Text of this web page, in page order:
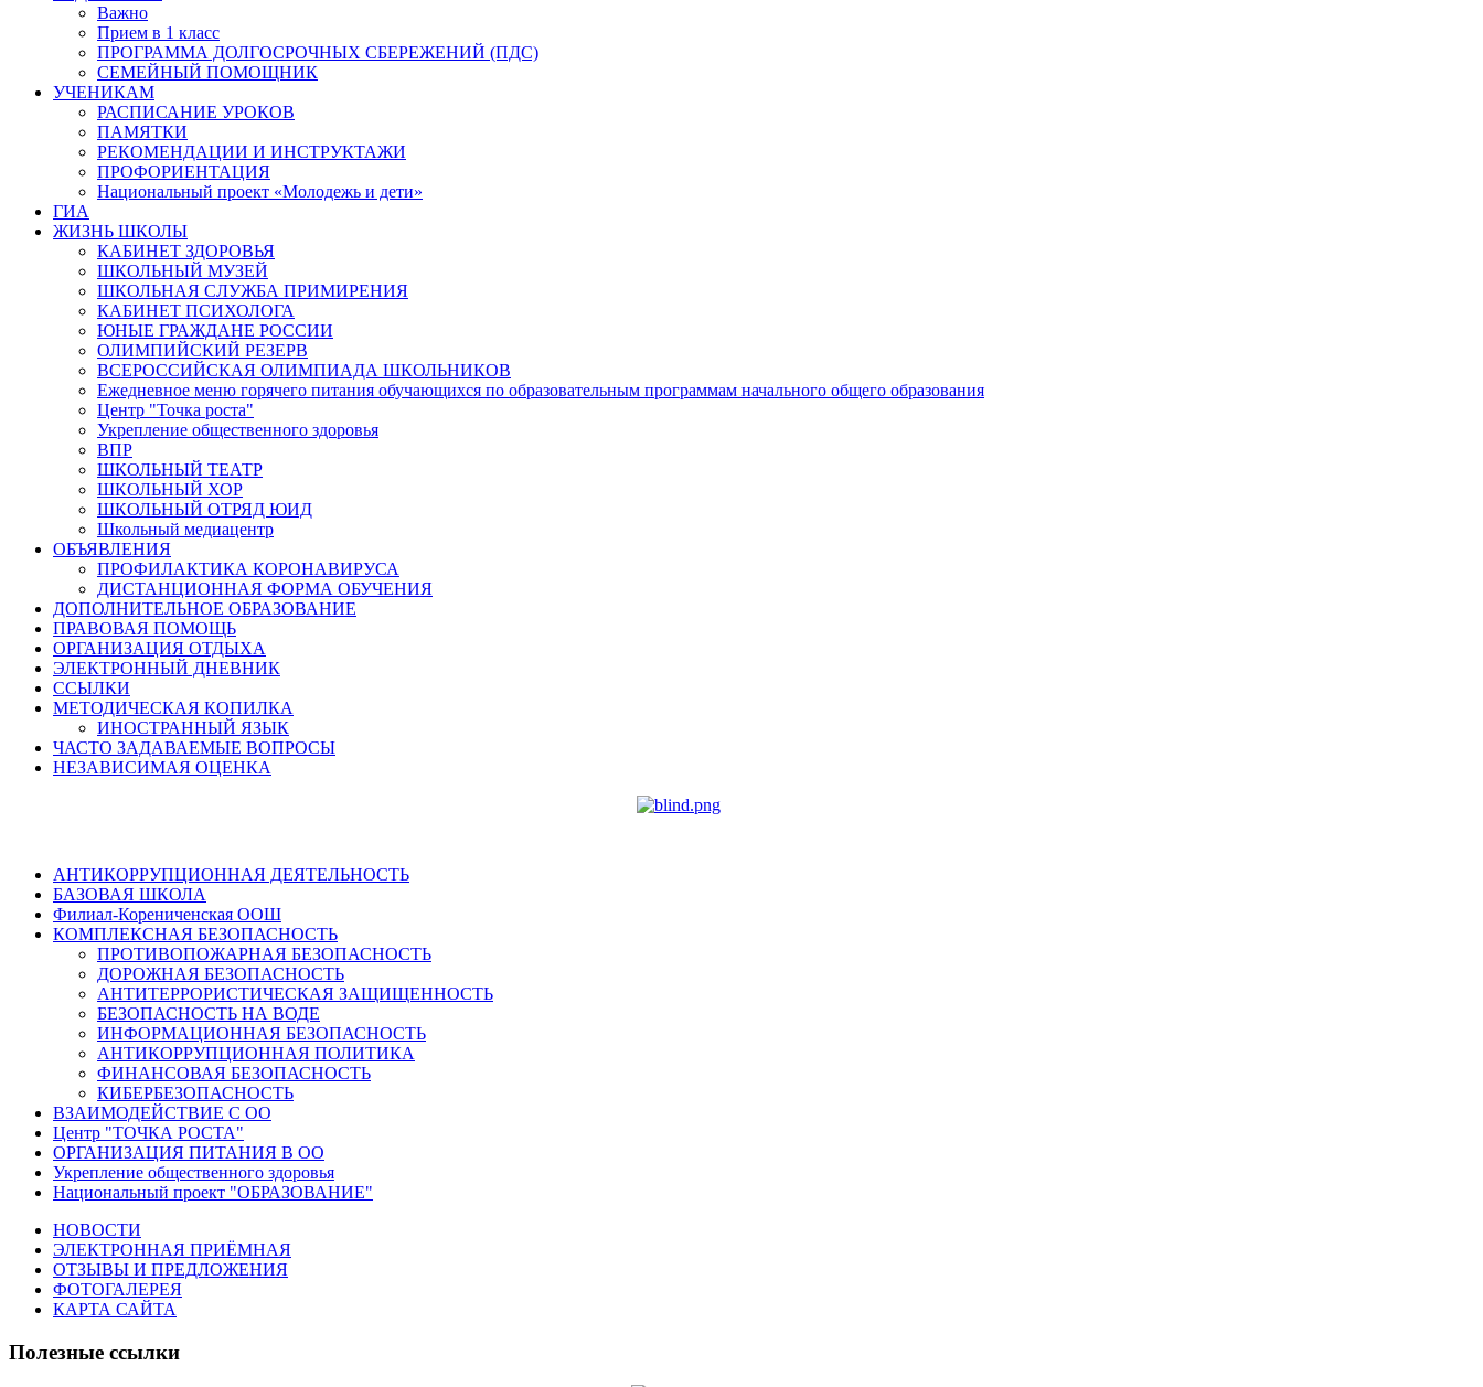
Важно
Прием в 1 класс
ПРОГРАММА ДОЛГОСРОЧНЫХ СБЕРЕЖЕНИЙ (ПДС)
СЕМЕЙНЫЙ ПОМОЩНИК
УЧЕНИКАМ
РАСПИСАНИЕ УРОКОВ
ПАМЯТКИ
РЕКОМЕНДАЦИИ И ИНСТРУКТАЖИ
ПРОФОРИЕНТАЦИЯ
Национальный проект «Молодежь и дети»
ГИА
ЖИЗНЬ ШКОЛЫ
КАБИНЕТ ЗДОРОВЬЯ
ШКОЛЬНЫЙ МУЗЕЙ
ШКОЛЬНАЯ СЛУЖБА ПРИМИРЕНИЯ
КАБИНЕТ ПСИХОЛОГА
ЮНЫЕ ГРАЖДАНЕ РОССИИ
ОЛИМПИЙСКИЙ РЕЗЕРВ
ВСЕРОССИЙСКАЯ ОЛИМПИАДА ШКОЛЬНИКОВ
Ежедневное меню горячего питания обучающихся по образовательным программам начального общего образования
Центр "Точка роста"
Укрепление общественного здоровья
ВПР
ШКОЛЬНЫЙ ТЕАТР
ШКОЛЬНЫЙ ХОР
ШКОЛЬНЫЙ ОТРЯД ЮИД
Школьный медиацентр
ОБЪЯВЛЕНИЯ
ПРОФИЛАКТИКА КОРОНАВИРУСА
ДИСТАНЦИОННАЯ ФОРМА ОБУЧЕНИЯ
ДОПОЛНИТЕЛЬНОЕ ОБРАЗОВАНИЕ
ПРАВОВАЯ ПОМОЩЬ
ОРГАНИЗАЦИЯ ОТДЫХА
ЭЛЕКТРОННЫЙ ДНЕВНИК
ССЫЛКИ
МЕТОДИЧЕСКАЯ КОПИЛКА
ИНОСТРАННЫЙ ЯЗЫК
ЧАСТО ЗАДАВАЕМЫЕ ВОПРОСЫ
НЕЗАВИСИМАЯ ОЦЕНКА
АНТИКОРРУПЦИОННАЯ ДЕЯТЕЛЬНОСТЬ
БАЗОВАЯ ШКОЛА
Филиал-Корениченская ООШ
КОМПЛЕКСНАЯ БЕЗОПАСНОСТЬ
ПРОТИВОПОЖАРНАЯ БЕЗОПАСНОСТЬ
ДОРОЖНАЯ БЕЗОПАСНОСТЬ
АНТИТЕРРОРИСТИЧЕСКАЯ ЗАЩИЩЕННОСТЬ
БЕЗОПАСНОСТЬ НА ВОДЕ
ИНФОРМАЦИОННАЯ БЕЗОПАСНОСТЬ
АНТИКОРРУПЦИОННАЯ ПОЛИТИКА
ФИНАНСОВАЯ БЕЗОПАСНОСТЬ
КИБЕРБЕЗОПАСНОСТЬ
ВЗАИМОДЕЙСТВИЕ С ОО
Центр "ТОЧКА РОСТА"
ОРГАНИЗАЦИЯ ПИТАНИЯ В ОО
Укрепление общественного здоровья
Национальный проект "ОБРАЗОВАНИЕ"
НОВОСТИ
ЭЛЕКТРОННАЯ ПРИЁМНАЯ
ОТЗЫВЫ И ПРЕДЛОЖЕНИЯ
ФОТОГАЛЕРЕЯ
КАРТА САЙТА
Полезные ссылки